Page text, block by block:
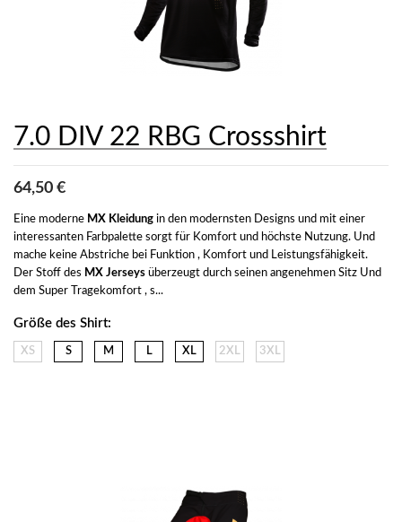
7.0 DIV 22 RBG Crossshirt
64,50 €
Eine moderne MX Kleidung in den modernsten Designs und mit einer
interessanten Farbpalette sorgt für Komfort und höchste Nutzung. Und
mache keine Abstriche bei Funktion , Komfort und Leistungsfähigkeit.
Der Stoff des MX Jerseys überzeugt durch seinen angenehmen Sitz Und
dem Super Tragekomfort , s...
Größe des Shirt:
XS S M L XL 2XL 3XL